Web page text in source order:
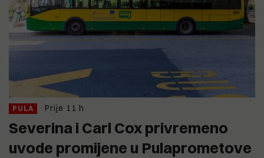
PULA Prije 11 h
Severina i Carl Cox privremeno
uvode promijene u Pulaprometove